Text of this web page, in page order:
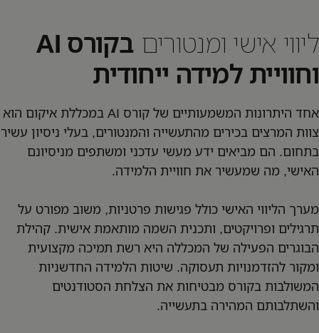
ליווי אישי ומנטורים
בקורס AI
וחוויית למידה ייחודית
אחד היתרונות המשמעותיים של קורס AI במכללת איקום הוא
צוות המרצים בכירים מהתעשייה והמנטורים, בעלי ניסיון עשיר
בתחום. הם מביאים ידע מעשי עדכני ומשתפים מניסיונם
האישי, מה שמעשיר את חוויית הלמידה.
מערך הליווי האישי כולל פגישות פרטניות, משוב מפורט על
תרגילים ופרויקטים, ותכנית השמה מותאמת אישית. קהילת
הבוגרים הפעילה של המכללה היא רשת תמיכה מקצועית
ומקור להזדמנויות תעסוקה. שיטות הלמידה החדשניות
המשולבות בקורס מבטיחות את הצלחת הסטודנטים
והשתלבותם המהירה בתעשייה.